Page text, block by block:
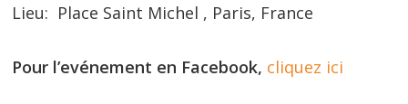
Lieu: Place Saint Michel , Paris, France
Pour l’evénement en Facebook, cliquez ici